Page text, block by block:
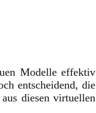
Modelle effektiv
entscheidend, die
diesen virtuellen